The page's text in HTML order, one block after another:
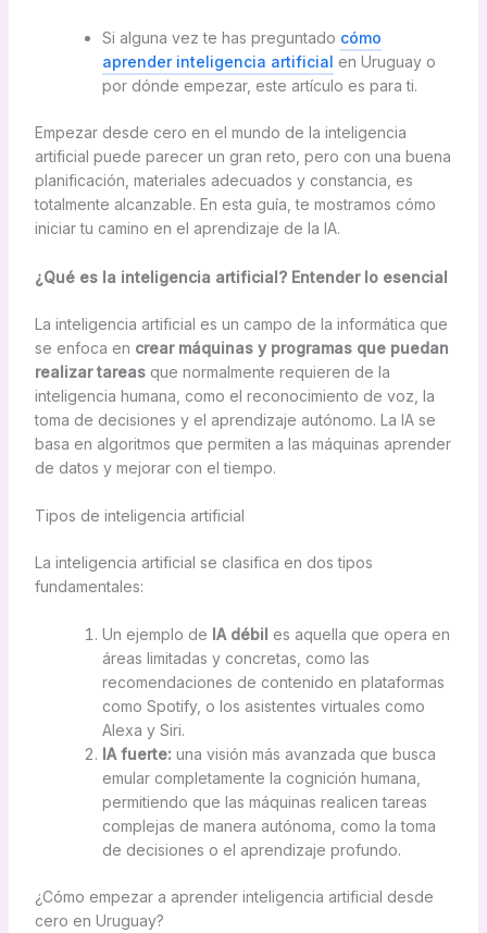
Si alguna vez te has preguntado cómo
aprender inteligencia artificial en Uruguay o
por dónde empezar, este artículo es para ti.
Empezar desde cero en el mundo de la inteligencia
artificial puede parecer un gran reto, pero con una buena
planificación, materiales adecuados y constancia, es
totalmente alcanzable. En esta guía, te mostramos cómo
iniciar tu camino en el aprendizaje de la IA.
¿Qué es la inteligencia artificial? Entender lo esencial
La inteligencia artificial es un campo de la informática que
se enfoca en crear máquinas y programas que puedan
realizar tareasque normalmente requieren de la
inteligencia humana, como el reconocimiento de voz, la
toma de decisiones y el aprendizaje autónomo. La IA se
basa en algoritmos que permiten a las máquinas aprender
de datos y mejorar con el tiempo.
Tipos de inteligencia artificial
La inteligencia artificial se clasifica en dos tipos
fundamentales:
Un ejemplo de IA débil es aquella que opera en
áreas limitadas y concretas, como las
recomendaciones de contenido en plataformas
como Spotify, o los asistentes virtuales como
Alexa y Siri.
IA fuerte: una visión más avanzada que busca
emular completamente la cognición humana,
permitiendo que las máquinas realicen tareas
complejas de manera autónoma, como la toma
de decisiones o el aprendizaje profundo.
¿Cómo empezar a aprender inteligencia artificial desde
cero en Uruguay?